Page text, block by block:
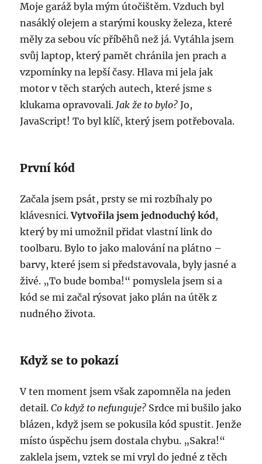
Moje garáž byla mým útočištěm. Vzduch byl
nasáklý olejem a starými kousky železa, které
měly za sebou víc příběhů než já. Vytáhla jsem
svůj laptop, který pamět chránila jen prach a
vzpomínky na lepší časy. Hlava mi jela jak
motor v těch starých autech, které jsme s
klukama opravovali. Jak že to bylo? Jo,
JavaScript! To byl klíč, který jsem potřebovala.
První kód
Začala jsem psát, prsty se mi rozbíhaly po
klávesnici.Vytvořila jsem jednoduchý kód,
který by mi umožnil přidat vlastní link do
toolbaru. Bylo to jako malování na plátno –
barvy, které jsem si představovala, byly jasné a
živé. „To bude bomba!“ pomyslela jsem si a
kód se mi začal rýsovat jako plán na útěk z
nudného života.
Když se to pokazí
V ten moment jsem však zapomněla na jeden
detail.Co když to nefunguje? Srdce mi bušilo jako
blázen, když jsem se pokusila kód spustit. Jenže
místo úspěchu jsem dostala chybu. „Sakra!“
zaklela jsem, vztek se mi vryl do jedné z těch